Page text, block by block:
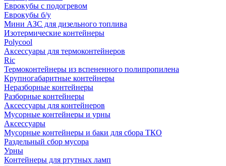
Еврокубы с подогревом
Еврокубы б/у
Мини АЗС для дизельного топлива
Изотермические контейнеры
Polycool
Аксессуары для термоконтейнеров
Ric
Термоконтейнеры из вспененного полипропилена
Крупногабаритные контейнеры
Неразборные контейнеры
Разборные контейнеры
Аксессуары для контейнеров
Мусорные контейнеры и урны
Аксессуары
Мусорные контейнеры и баки для сбора ТКО
Раздельный сбор мусора
Урны
Контейнеры для ртутных ламп